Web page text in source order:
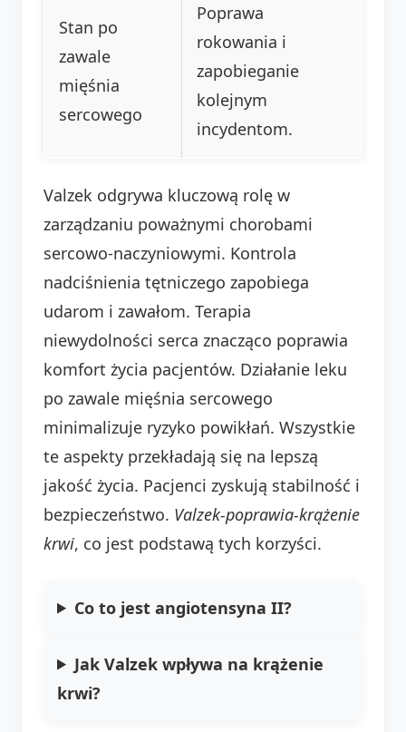
Stan po
zawale
mięśnia
sercowego
Poprawa
rokowania i
zapobieganie
kolejnym
incydentom.
Valzek odgrywa kluczową rolę w
zarządzaniu poważnymi chorobami
sercowo-naczyniowymi. Kontrola
nadciśnienia tętniczego zapobiega
udarom i zawałom. Terapia
niewydolności serca znacząco poprawia
komfort życia pacjentów. Działanie leku
po zawale mięśnia sercowego
minimalizuje ryzyko powikłań. Wszystkie
te aspekty przekładają się na lepszą
jakość życia. Pacjenci zyskują stabilność i
bezpieczeństwo. Valzek-poprawia-krążenie
krwi, co jest podstawą tych korzyści.
Co to jest angiotensyna II?
Jak Valzek wpływa na krążenie
krwi?